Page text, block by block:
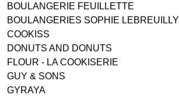
BOULANGERIE FEUILLETTE
BOULANGERIES SOPHIE LEBREUILLY
COOKISS
DONUTS AND DONUTS
FLOUR - LA COOKISERIE
GUY & SONS
GYRAYA